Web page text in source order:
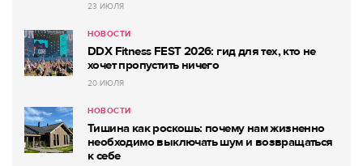
23 ИЮЛЯ
НОВОСТИ
DDX Fitness FEST 2026: гид для тех, кто не
хочет пропустить ничего
20 ИЮЛЯ
НОВОСТИ
Тишина как роскошь: почему нам жизненно
необходимо выключать шум и возвращаться
к себе